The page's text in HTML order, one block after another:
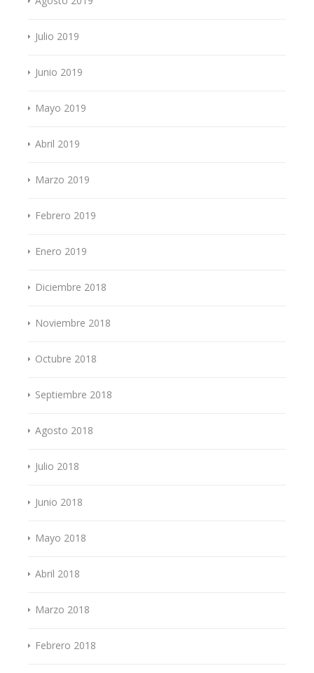
Julio 2019
Junio 2019
Mayo 2019
Abril 2019
Marzo 2019
Febrero 2019
Enero 2019
Diciembre 2018
Noviembre 2018
Octubre 2018
Septiembre 2018
Agosto 2018
Julio 2018
Junio 2018
Mayo 2018
Abril 2018
Marzo 2018
Febrero 2018